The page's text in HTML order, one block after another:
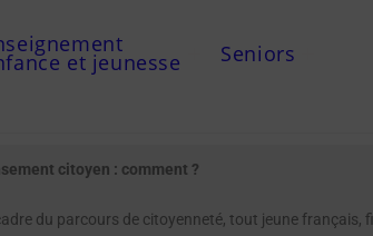
et jeunesse Seniors
citoyen : comment ?
du parcours de citoyenneté, tout jeune français,